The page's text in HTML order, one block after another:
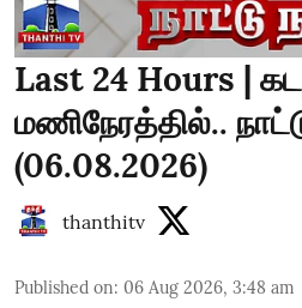
Last 24 Hours |
மணிநேரத்தில்..
(06.08.2026)
thanthitv
Published on: 06 Aug 2026, 3:48 am